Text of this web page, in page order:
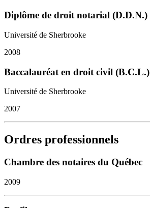
Diplôme de droit notarial (D.D.N.)
Université de Sherbrooke
2008
Baccalauréat en droit civil (B.C.L.)
Université de Sherbrooke
2007
Ordres professionnels
Chambre des notaires du Québec
2009